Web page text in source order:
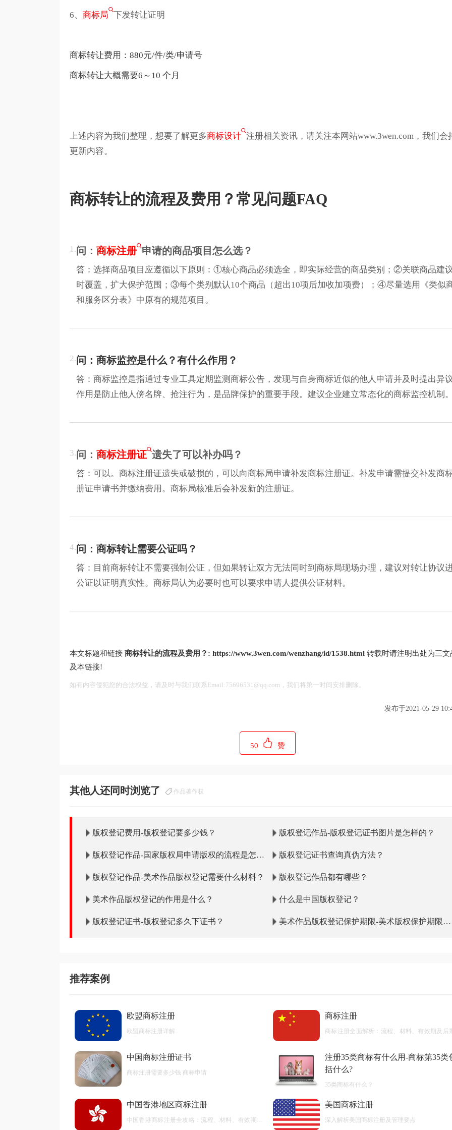
6、 商标局 下发转让证明
商标转让费用：880元/件/类/申请号
商标转让大概需要6～10 个月
上述内容为我们整理，想要了解更多商标设计 注册相关资讯，请关注本网站www.3wen.com，我们会
更新内容。
商标转让的流程及费用？常见问题FAQ
1.问： 商标注册 申请的商品项目怎么选？
答：选择商品项目应遵循以下原则：①核心商品必须选全，即实际经营的商品类别；②关联商品建
时覆盖，扩大保护范围；③每个类别默认10个商品（超出10项后加收加项费）；④尽量选用《类似
和服务区分表》中原有的规范项目。
2.问：商标监控是什么？有什么作用？
答：商标监控是指通过专业工具定期监测商标公告，发现与自身商标近似的他人申请并及时提出异
作用是防止他人傍名牌、抢注行为，是品牌保护的重要手段。建议企业建立常态化的商标监控机制
3.问： 商标注册证 遗失了可以补办吗？
答：可以。商标注册证遗失或破损的，可以向商标局申请补发商标注册证。补发申请需提交补发商
册证申请书并缴纳费用。商标局核准后会补发新的注册证。
4.问：商标转让需要公证吗？
答：目前商标转让不需要强制公证，但如果转让双方无法同时到商标局现场办理，建议对转让协议
公证以证明真实性。商标局认为必要时也可以要求申请人提供公证材料。
本文标题和链接 商标转让的流程及费用？: https://www.3wen.com/wenzhang/id/1538.html转载时请注明出处为三文
及本链接!
如有内容侵犯您的合法权益，请及时与我们联系Email:75696531@qq.com，我们将第一时间安排删除。
发布于2021-05-29
50 赞
其他人还同时浏览了 作品著作权
版权登记费用-版权登记要多少钱？ 版权登记作品-版权登记证书图片是怎样的？
版权登记作品-国家版权局申请版权的流程是怎样
版权登记证书查询真伪方法？
版权登记作品-美术作品版权登记需要什么材料？ 版权登记作品都有哪些？
美术作品版权登记的作用是什么？ 什么是中国版权登记？
版权登记证书-版权登记多久下证书？
美术作品版权登记保护期限-美术版权保护期限多
推荐案例
欧盟商标注册
欧盟商标注册详解
商标注册
商标注册全面解析：流程、材料、有效期及后
中国商标注册证书
商标注册需要多少钱 商标申请
注册35类商标有什么用-商标第35类
括什么?
35类商标有什么？
中国香港地区商标注册
中国香港商标注册全攻略：流程、材料、有效期及
美国商标注册
深入解析美国商标注册及管理要点